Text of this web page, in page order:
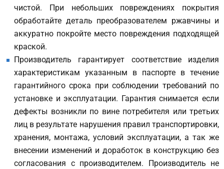
чистой. При небольших повреждениях покрытия
обработайте деталь преобразователем ржавчины и
аккуратно покройте место повреждения подходящей
краской.
Производитель гарантирует соответствие изделия
характеристикам указанным в паспорте в течение
гарантийного срока при соблюдении требований по
установке и эксплуатации. Гарантия снимается если
дефекты возникли по вине потребителя или третьих
лиц в результате нарушения правил транспортировки,
хранения, монтажа, условий эксплуатации, а так же
внесении изменений и доработок в конструкцию без
согласования с производителем. Производитель не